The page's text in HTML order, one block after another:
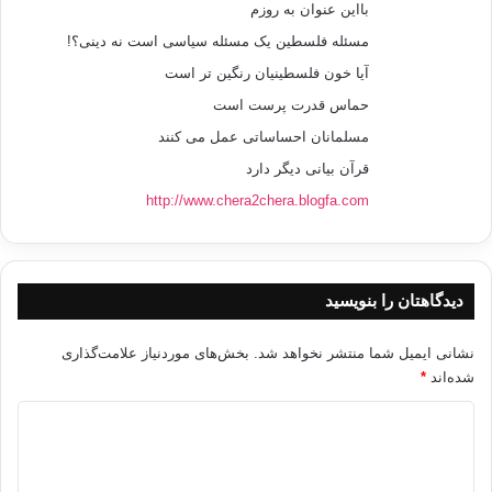
الستار فتح الله سعيد
من جانبه دعا الدكتور عبد الستار فتح الله سعيد
والتكاتف معًا ضد العدوان الغاصب، مؤكدًا أن دور الشعوب هو الأصل في رفع
الأمة بإيمانها وتمسكها بقيمها ومبادئها واحتضان المقاومة والدفاع عنها بكل
المصري الصهيوني، ووصف الاتفاقيات والمباحثات التي تُجريها الحكومة
بااین عنوان به روزم
مسئله فلسطین یک مسئله سیاسی است نه دینی؟!
آیا خون فلسطینیان رنگین تر است
حماس قدرت پرست است
مسلمانان احساساتی عمل می کنند
قرآن بیانی دیگر دارد
http://www.chera2chera.blogfa.com
دیدگاهتان را بنویسید
نشانی ایمیل شما منتشر نخواهد شد. بخش‌های موردنیاز علامت‌گذاری
شده‌اند *